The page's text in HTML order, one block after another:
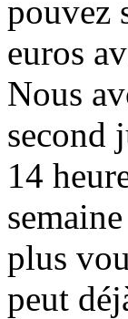
pouvez
euros
Nous
second
14
plus
peut